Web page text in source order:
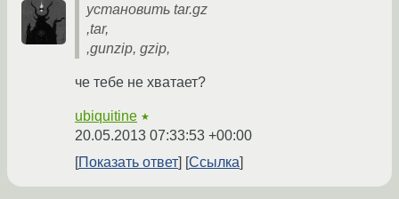
установить tar.gz
,tar,
,gunzip, gzip,
че тебе не хватает?
ubiquitine ★
20.05.2013 07:33:53 +00:00
Показать ответ
Ссылка